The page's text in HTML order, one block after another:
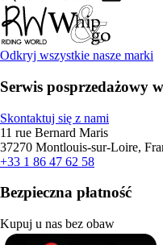
Odkryj wszystkie nasze marki
Serwis posprzedażowy
Skontaktuj się z nami
11 rue Bernard Maris
37270 Montlouis-sur-Loire,
+33 1 86 47 62 58
Bezpieczna płatność
Kupuj u nas bez obaw